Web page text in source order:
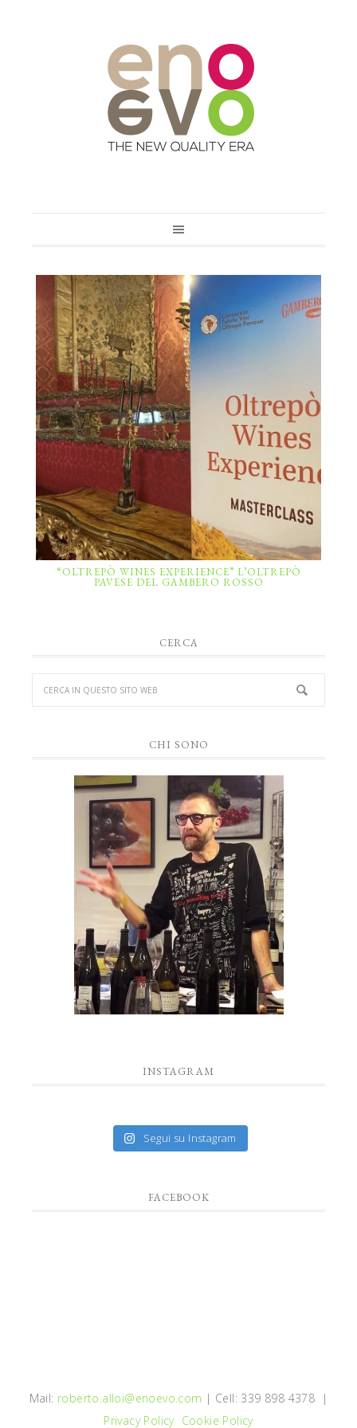
“OLTREPÒ WINES EXPERIENCE” L’OLTREPÒ
PAVESE DEL GAMBERO ROSSO
CERCA
CHI SONO
INSTAGRAM
Segui su Instagram
FACEBOOK
Mail: roberto.alloi@enoevo.com | Cell: 339 898 4378 |
Privacy Policy Cookie Policy